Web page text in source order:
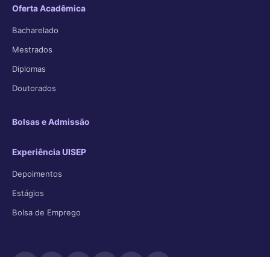
Oferta Acadêmica
Bacharelado
Mestrados
Diplomas
Doutorados
Bolsas e Admissão
Experiência UISEP
Depoimentos
Estágios
Bolsa de Emprego